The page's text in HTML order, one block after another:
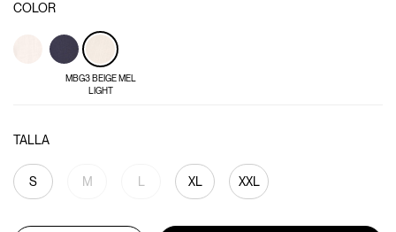
COLOR
MBG3 BEIGE MEL
LIGHT
TALLA
S M XL XXL